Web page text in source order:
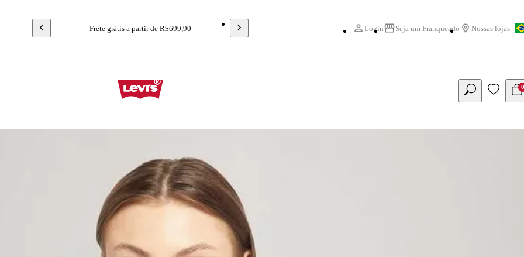
Frete grátis a partir de R$699,90 Login Seja um Franqueado Nossas lojas
0